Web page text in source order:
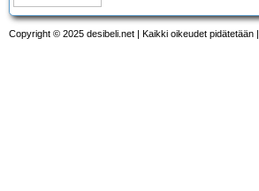
Copyright © 2025 desibeli.net | Kaikki oikeudet pidätetään |